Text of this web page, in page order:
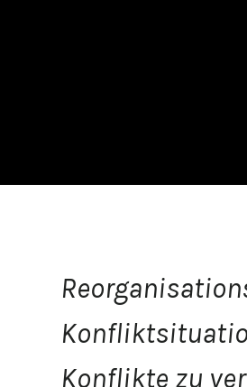
Konflikte zu